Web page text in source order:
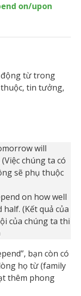
on/upon
từ trong
tin tưởng,
will
chúng ta có
sẽ phụ thuộc
on how well
(Kết quả của
của chúng ta thi
bạn còn có
họ từ (family
thêm phong